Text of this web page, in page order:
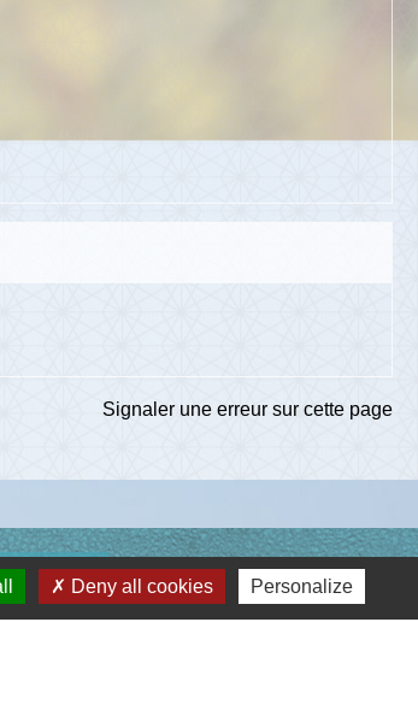
Signaler une erreur sur cette page
LiensDeny all cookies Personalize